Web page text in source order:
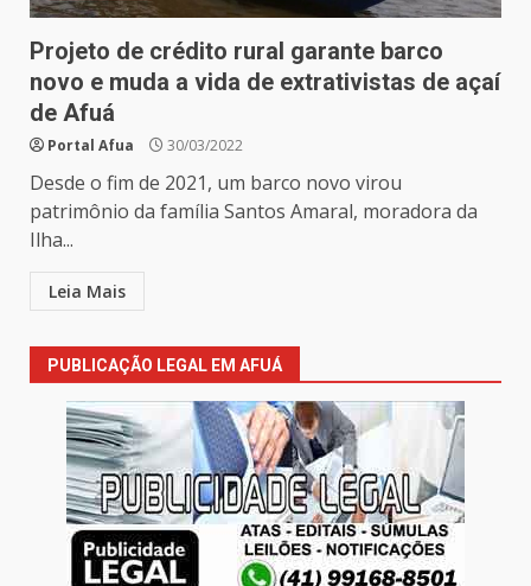
Projeto de crédito rural garante barco
novo e muda a vida de extrativistas de açaí
de Afuá
Portal Afua 30/03/2022
Desde o fim de 2021, um barco novo virou
patrimônio da família Santos Amaral, moradora da
Ilha...
Leia Mais
PUBLICAÇÃO LEGAL EM AFUÁ